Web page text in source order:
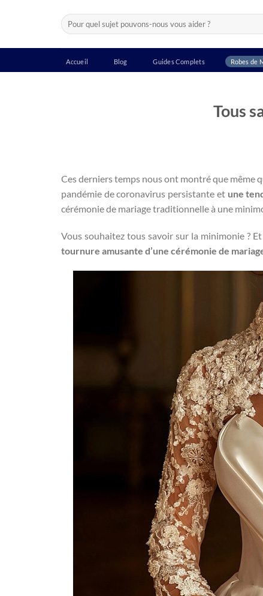
Recherche
pour :
Accueil Blog Guides Complets Robes de
Tous
Ces derniers temps nous ont montré que même
pandémie de coronavirus persistante et une
cérémonie de mariage traditionnelle à une
Vous souhaitez tous savoir sur la minimonie ?
tournure amusante d’une cérémonie de